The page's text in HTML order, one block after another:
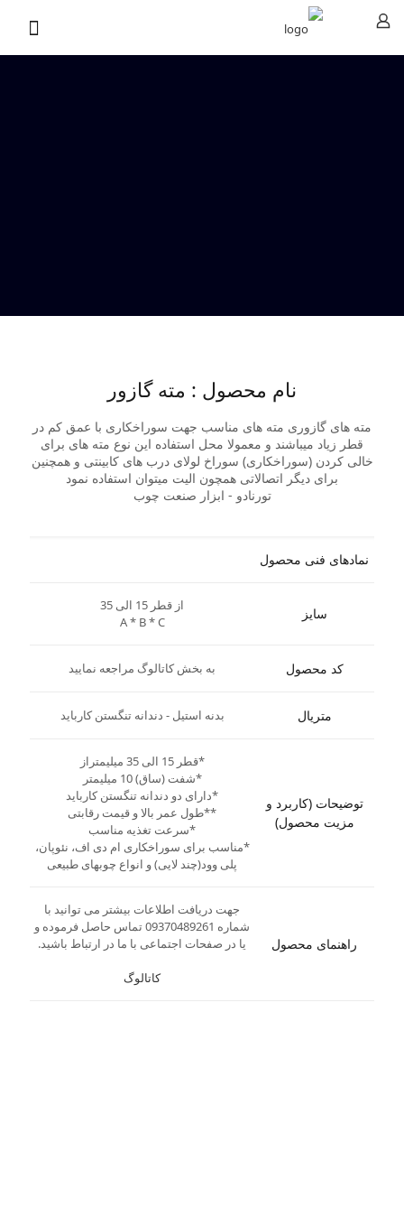
نام محصول : مته گازور
مته های گازوری مته های مناسب جهت سوراخکاری با عمق کم در
قطر زیاد میباشند و معمولا محل استفاده این نوع مته های برای
خالی کردن (سوراخکاری) سوراخ لولای درب های کابینتی و همچنین
برای دیگر اتصالاتی همچون الیت میتوان استفاده نمود
تورنادو - ابزار صنعت چوب
نمادهای فنی محصول
سایز
از قطر 15 الی 35
A * B * C
کد محصول به بخش کاتالوگ مراجعه نمایید
متریال بدنه استیل - دندانه تنگستن کارباید
توضیحات (کاربرد و
مزیت محصول)
*قطر 15 الی 35 میلیمتراز
*شفت (ساق) 10 میلیمتر
*دارای دو دندانه تنگستن کارباید
**طول عمر بالا و قیمت رقابتی
*سرعت تغذیه مناسب
*مناسب برای سوراخکاری ام دی اف، نئوپان،
پلی وود(چند لایی) و انواع چوبهای طبیعی
راهنمای محصول
جهت دریافت اطلاعات بیشتر می توانید با
شماره 09370489261 تماس حاصل فرموده و
یا در صفحات اجتماعی با ما در ارتباط باشید.
کاتالوگ